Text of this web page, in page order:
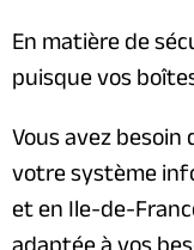
En matière de
puisque vos
Vous avez
votre système
et en Ile-de-
adaptée à vos